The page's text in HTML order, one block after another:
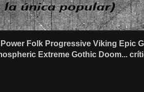
Folk Progressive Viking Epic
Extreme Gothic Doom...